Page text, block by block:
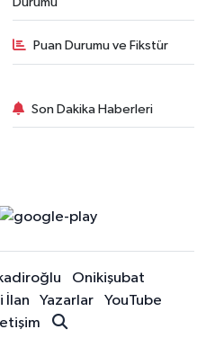
Puan Durumu ve Fikstür
Son Dakika Haberleri
Onikişubat
İlan Yazarlar
YouTube
İletişim